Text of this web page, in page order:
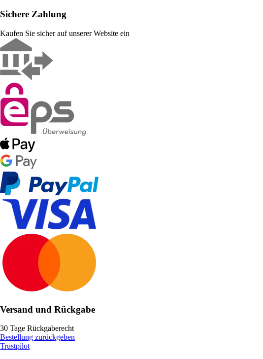
Sichere Zahlung
Kaufen Sie sicher auf unserer Website ein
Versand und Rückgabe
30 Tage Rückgaberecht
Bestellung zurückgeben
Trustpilot